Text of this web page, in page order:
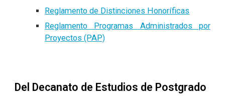
Reglamento de Distinciones Honoríficas
Reglamento Programas Administrados por
Proyectos (PAP)
Del Decanato de Estudios de Postgrado